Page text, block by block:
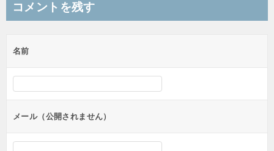
ビ
ー
シ
ン
コメントを残す
名前
メール（公開されません）